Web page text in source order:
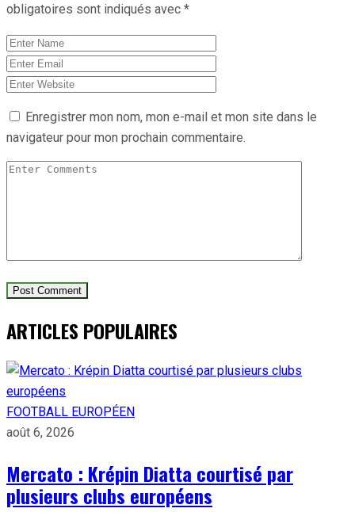
obligatoires sont indiqués avec *
Enregistrer mon nom, mon e-mail et mon site dans le
navigateur pour mon prochain commentaire.
ARTICLES POPULAIRES
FOOTBALL EUROPÉEN
août 6, 2026
Mercato : Krépin Diatta courtisé par
plusieurs clubs européens